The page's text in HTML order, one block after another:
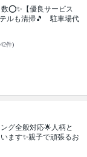
⭕✨【優良サービス
ルも清掃🎵 駐車場代
件)
グ全般対応🌟人柄と
ます✨親子で頑張るお